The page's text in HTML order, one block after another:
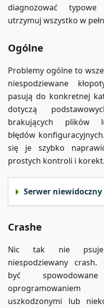
diagnozować
utrzymuj wszystko w
Ogólne
Problemy ogólne to
niespodziewane
pasują do konkretnej
dotyczą
brakujących plików
błędów
się je szybko
prostych kontroli i korekt.
Serwer niewidoczny
Crashe
Nic tak nie
niespodziewany crash.
być
uszkodzonymi lub